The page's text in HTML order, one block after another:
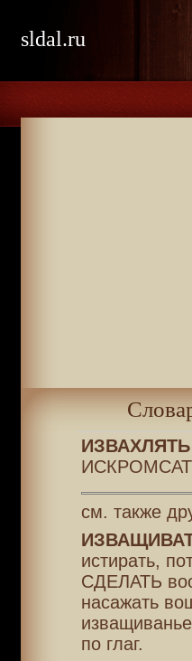
sldal.ru
ИЗВАХЛЯТЬ
см. также
истирать,
СДЕЛАТЬ
насажать
по глаг.